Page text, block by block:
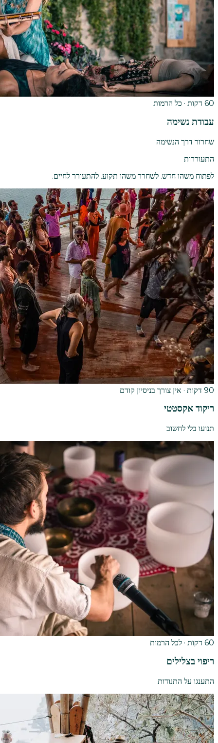
60 דקות · כל הרמות
עבודת נשימה
שחרור דרך הנשימה
התעוררות
לפתוח משהו חדש. לשחרר משהו תקוע. להתעורר לחיים.
90 דקות · אין צורך בניסיון קודם
ריקוד אקסטטי
תנועו בלי לחשוב
60 דקות · לכל הרמות
ריפוי בצלילים
התענגו על התנודות